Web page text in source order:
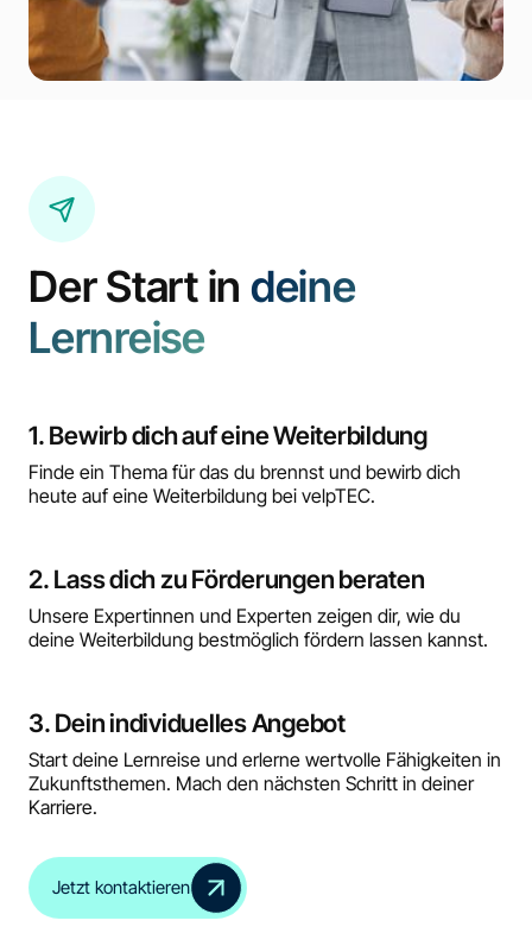
Der Start in deine
Lernreise
1. Bewirb dich auf eine Weiterbildung
Finde ein Thema für das du brennst und bewirb dich
heute auf eine Weiterbildung bei velpTEC.
2. Lass dich zu Förderungen beraten
Unsere Expertinnen und Experten zeigen dir, wie du
deine Weiterbildung bestmöglich fördern lassen kannst.
3. Dein individuelles Angebot
Start deine Lernreise und erlerne wertvolle Fähigkeiten in
Zukunftsthemen. Mach den nächsten Schritt in deiner
Karriere.
Jetzt kontaktieren